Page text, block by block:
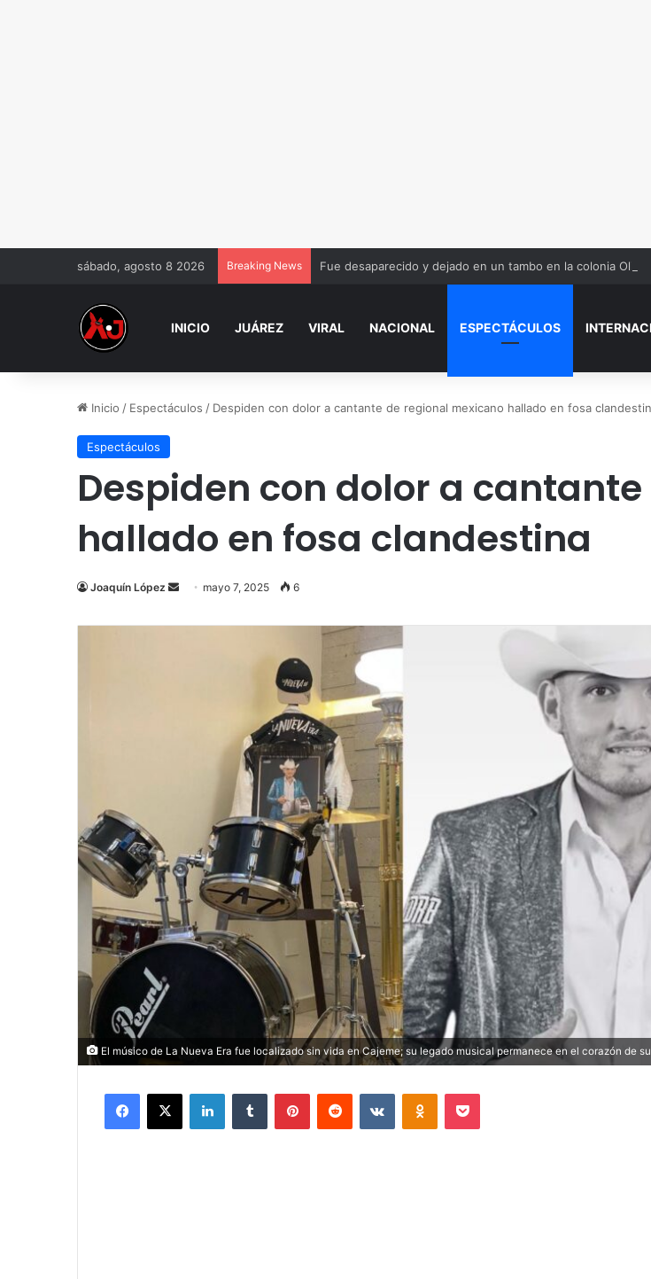
sábado, agosto 8 2026 Breaking News Fue desaparecido y dejado en un tambo en la colonia Olivia
INICIO JUÁREZ VIRAL NACIONAL ESPECTÁCULOS
Inicio / Espectáculos / Despiden con dolor a cantante de regional mexicano hallado en fosa
Espectáculos
Despiden con dolor a
hallado en fosa clandestina
Joaquín López
Send
email
mayo 7, 2025 6
El músico de La Nueva Era fue localizado sin vida en Cajeme; su legado musical permanece en el corazón de
Facebook
X LinkedInTumblr PinterestReddit VKontakteOdnoklassniki
Pocket